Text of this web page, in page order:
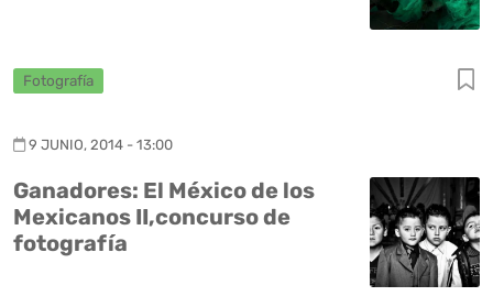
Fotografía
9 JUNIO, 2014 - 13:00
Ganadores: El México de los
Mexicanos II,concurso de
fotografía